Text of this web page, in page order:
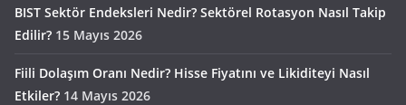
BIST Sektör Endeksleri Nedir? Sektörel Rotasyon Nasıl Takip
Edilir? 15 Mayıs 2026
Fiili Dolaşım Oranı Nedir? Hisse Fiyatını ve Likiditeyi Nasıl
Etkiler? 14 Mayıs 2026